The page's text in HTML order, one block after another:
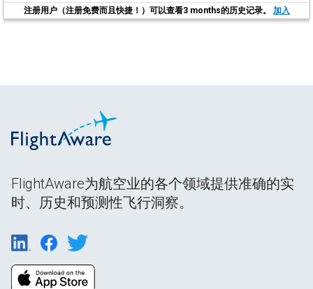
注册用户（注册免费而且快捷！）可以查看3 months的历史记录。 加入
FlightAware为航空业的各个领域提供准确的实
时、历史和预测性飞行洞察。